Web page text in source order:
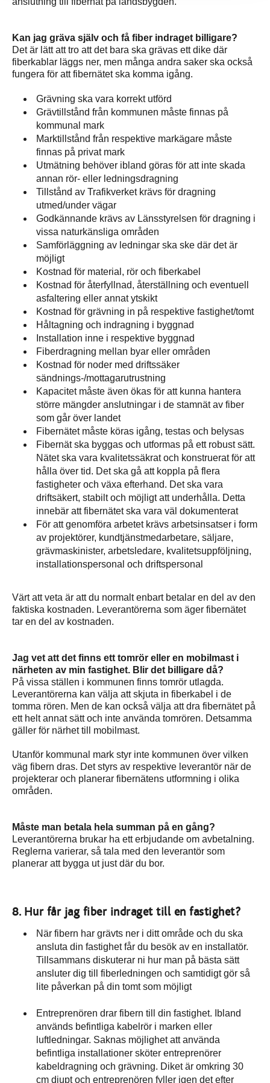
Kan jag gräva själv och få fiber indraget billigare?
Det är lätt att tro att det bara ska grävas ett dike där
fiberkablar läggs ner, men många andra saker ska också
fungera för att fibernätet ska komma igång.
Grävning ska vara korrekt utförd
Grävtillstånd från kommunen måste finnas på
kommunal mark
Marktillstånd från respektive markägare måste
finnas på privat mark
Utmätning behöver ibland göras för att inte skada
annan rör- eller ledningsdragning
Tillstånd av Trafikverket krävs för dragning
utmed/under vägar
Godkännande krävs av Länsstyrelsen för dragning i
vissa naturkänsliga områden
Samförläggning av ledningar ska ske där det är
möjligt
Kostnad för material, rör och fiberkabel
Kostnad för återfyllnad, återställning och eventuell
asfaltering eller annat ytskikt
Kostnad för grävning in på respektive fastighet/tomt
Håltagning och indragning i byggnad
Installation inne i respektive byggnad
Fiberdragning mellan byar eller områden
Kostnad för noder med driftssäker
sändnings-/mottagarutrustning
Kapacitet måste även ökas för att kunna hantera
större mängder anslutningar i de stamnät av fiber
som går över landet
Fibernätet måste köras igång, testas och belysas
Fibernät ska byggas och utformas på ett robust sätt.
Nätet ska vara kvalitetssäkrat och konstruerat för att
hålla över tid. Det ska gå att koppla på flera
fastigheter och växa efterhand. Det ska vara
driftsäkert, stabilt och möjligt att underhålla. Detta
innebär att fibernätet ska vara väl dokumenterat
För att genomföra arbetet krävs arbetsinsatser i form
av projektörer, kundtjänstmedarbetare, säljare,
grävmaskinister, arbetsledare, kvalitetsuppföljning,
installationspersonal och driftspersonal
Värt att veta är att du normalt enbart betalar en del av den
faktiska kostnaden. Leverantörerna som äger fibernätet
tar en del av kostnaden.
Jag vet att det finns ett tomrör eller en mobilmast i
närheten av min fastighet. Blir det billigare då?
På vissa ställen i kommunen finns tomrör utlagda.
Leverantörerna kan välja att skjuta in fiberkabel i de
tomma rören. Men de kan också välja att dra fibernätet på
ett helt annat sätt och inte använda tomrören. Detsamma
gäller för närhet till mobilmast.
Utanför kommunal mark styr inte kommunen över vilken
väg fibern dras. Det styrs av respektive leverantör när de
projekterar och planerar fibernätens utformning i olika
områden.
Måste man betala hela summan på en gång?
Leverantörerna brukar ha ett erbjudande om avbetalning.
Reglerna varierar, så tala med den leverantör som
planerar att bygga ut just där du bor.
8. Hur får jag fiber indraget till en fastighet?
När fibern har grävts ner i ditt område och du ska
ansluta din fastighet får du besök av en installatör.
Tillsammans diskuterar ni hur man på bästa sätt
ansluter dig till fiberledningen och samtidigt gör så
lite påverkan på din tomt som möjligt
Entreprenören drar fibern till din fastighet. Ibland
används befintliga kabelrör i marken eller
luftledningar. Saknas möjlighet att använda
befintliga installationer sköter entreprenörer
kabeldragning och grävning. Diket är omkring 30
cm djupt och entreprenören fyller igen det efter